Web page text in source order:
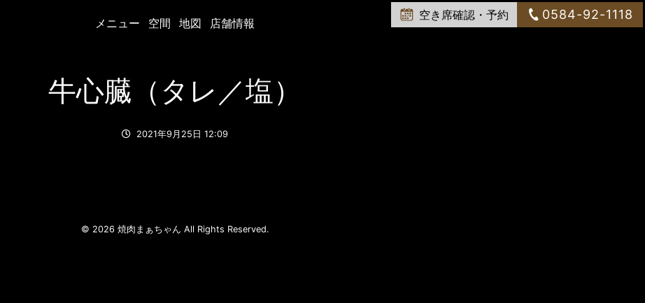
メニュー 空間 地図 店舗情報
0584-92-1118
空き席確認・予約
牛心臓（タレ／塩）
2021年9月25日 12:09
© 2026 焼肉まぁちゃん All Rights Reserved.